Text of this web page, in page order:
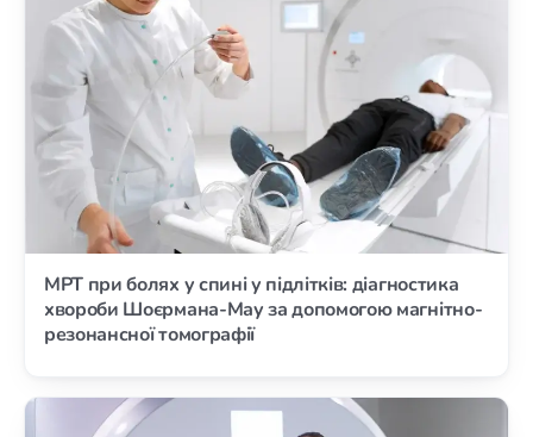
МРТ при болях у спині у підлітків: діагностика
хвороби Шоєрмана-Мау за допомогою магнітно-
резонансної томографії